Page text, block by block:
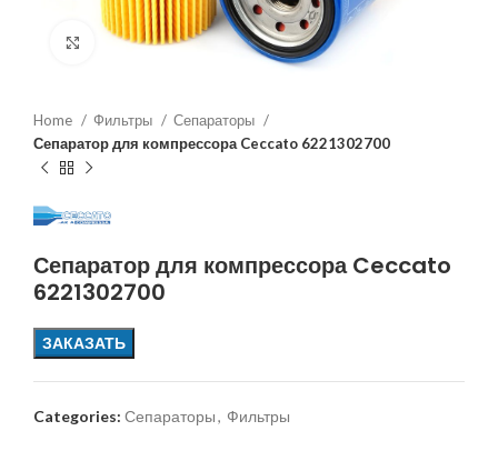
Увеличить
Home Фильтры
Сепараторы
Сепаратор для компрессора Ceccato 6221302700
Сепаратор для компрессора Ceccato
6221302700
ЗАКАЗАТЬ
Categories: Сепараторы, Фильтры